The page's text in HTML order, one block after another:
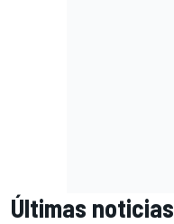
Últimas noticias